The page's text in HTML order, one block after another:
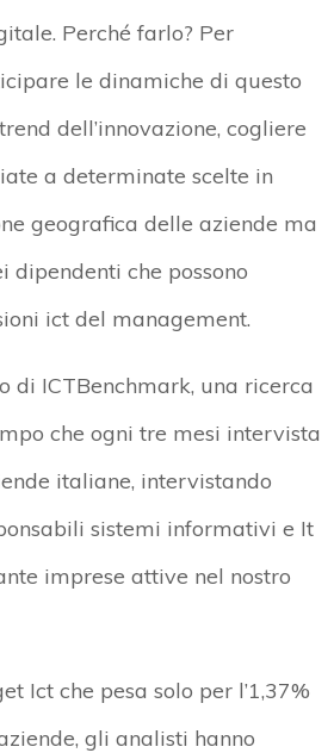
Perché farlo? Per
le dinamiche di questo
dell’innovazione, cogliere
a determinate scelte in
geografica delle aziende ma
dipendenti che possono
ict del management.
di ICTBenchmark, una ricerca
che ogni tre mesi intervista
italiane, intervistando
sistemi informativi e It
imprese attive nel nostro
Ict che pesa solo per l’1,37%
gli analisti hanno